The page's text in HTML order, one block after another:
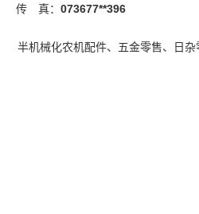
传 真： 073677**396
半机械化农机配件、五金零售、日